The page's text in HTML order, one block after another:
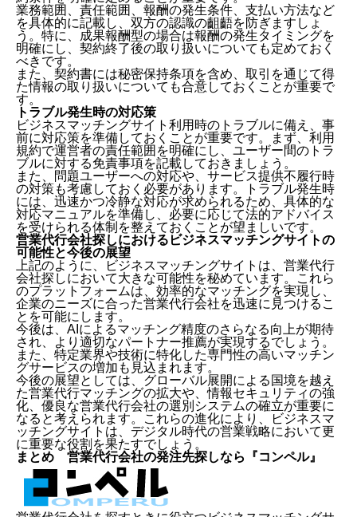
業務範囲、責任範囲、報酬の発生条件、支払い方法など
を具体的に記載し、双方の認識の齟齬を防ぎますしょ
う。特に、成果報酬型の場合は報酬の発生タイミングを
明確にし、契約終了後の取り扱いについても定めておく
べきです。
また、契約書には秘密保持条項を含め、取引を通じて得
た情報の取り扱いについても合意しておくことが重要で
す。
トラブル発生時の対応策
ビジネスマッチングサイト利用時のトラブルに備え、事
前に対応策を準備しておくことが重要です。まず、利用
規約で運営者の責任範囲を明確にし、ユーザー間のトラ
ブルに対する免責事項を記載しておきましょう。
また、問題ユーザーへの対応や、サービス提供不履行時
の対策も考慮しておく必要があります。トラブル発生時
には、迅速かつ冷静な対応が求められるため、具体的な
対応マニュアルを準備し、必要に応じて法的アドバイス
を受けられる体制を整えておくことが望ましいです。
営業代行会社探しにおけるビジネスマッチングサイトの
可能性と今後の展望
上記のように、ビジネスマッチングサイトは、営業代行
会社探しにおいて大きな可能性を秘めています。これら
のプラットフォームは、効率的なマッチングを実現し、
企業のニーズに合った営業代行会社を迅速に見つけるこ
とを可能にします。
今後は、AIによるマッチング精度のさらなる向上が期待
され、より適切なパートナー推薦が実現するでしょう。
また、特定業界や技術に特化した専門性の高いマッチン
グサービスの増加も見込まれます。
今後の展望としては、グローバル展開による国境を越え
た営業代行マッチングの拡大や、情報セキュリティの強
化、優良な営業代行会社の選別システムの確立が重要に
なると考えられます。これらの進化により、ビジネスマ
ッチングサイトは、デジタル時代の営業戦略において更
に重要な役割を果たすでしょう。
まとめ 営業代行会社の発注先探しなら『コンペル』